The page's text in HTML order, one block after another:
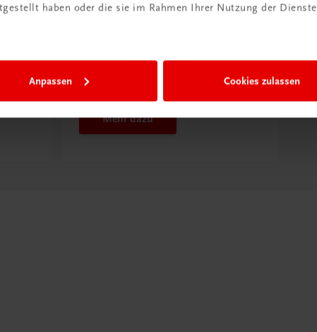
haben oder die sie im Rahmen Ihrer Nutzung der Dienste
Anpassen Cookies zulassen
Das „Digitale
Klassenzimmer“
Mehr dazu